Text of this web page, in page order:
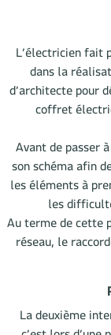
L’électricien fait
dans la
d’architecte pour
coffret
Avant de passer
son schéma afin
les éléments à
les
Au terme de cette
réseau, le
La deuxième